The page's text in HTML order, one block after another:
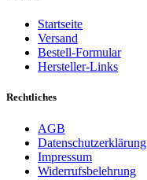
Startseite
Versand
Bestell-Formular
Hersteller-Links
Rechtliches
AGB
Datenschutzerklärung
Impressum
Widerrufsbelehrung